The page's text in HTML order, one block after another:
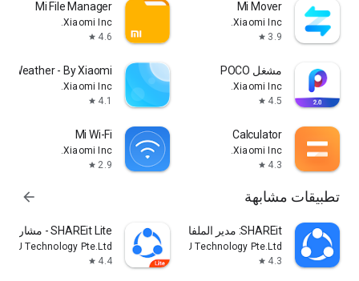
Mi Mover
Xiaomi Inc.
3.9
star
Mi File Manager
Xiaomi Inc.
4.6
star
مشغل POCO
Xiaomi Inc.
4.5
star
Weather - By Xiaomi
Xiaomi Inc.
4.1
star
Calculator
Xiaomi Inc.
4.3
star
Mi Wi-Fi
Xiaomi Inc.
2.9
star
تطبيقات مشابهة arrow_forward
SHAREit: مدير الملفات ومشاركة
Smart Media4U Technology Pte.Ltd.
4.3
star
SHAREit Lite - مشاركة الملفات
Technology Pte.Ltd.
4.4
star